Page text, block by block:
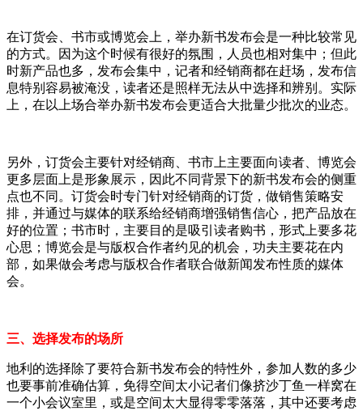
在订货会、书市或博览会上，举办新书发布会是一种比较常见
的方式。因为这个时候有很好的氛围，人员也相对集中；但此
时新产品也多，发布会集中，记者和经销商都在赶场，发布信
息特别容易被淹没，读者还是照样无法从中选择和辨别。实际
上，在以上场合举办新书发布会更适合大批量少批次的业态。
另外，订货会主要针对经销商、书市上主要面向读者、博览会
更多层面上是形象展示，因此不同背景下的新书发布会的侧重
点也不同。订货会时专门针对经销商的订货，做销售策略安
排，并通过与媒体的联系给经销商增强销售信心，把产品放在
好的位置；书市时，主要目的是吸引读者购书，形式上要多花
心思；博览会是与版权合作者约见的机会，功夫主要花在内
部，如果做会考虑与版权合作者联合做新闻发布性质的媒体
会。
三、选择发布的场所
地利的选择除了要符合新书发布会的特性外，参加人数的多少
也要事前准确估算，免得空间太小记者们像挤沙丁鱼一样窝在
一个小会议室里，或是空间太大显得零零落落，其中还要考虑